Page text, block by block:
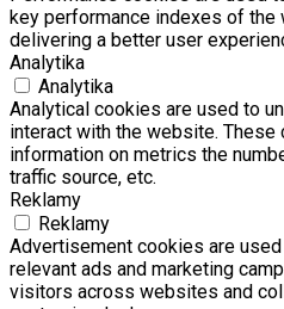
key performance indexes of
delivering a better user
Analytika
Analytika
Analytical cookies are used to
interact with the website.
information on metrics the
traffic source, etc.
Reklamy
Reklamy
Advertisement cookies are
relevant ads and marketing
visitors across websites and